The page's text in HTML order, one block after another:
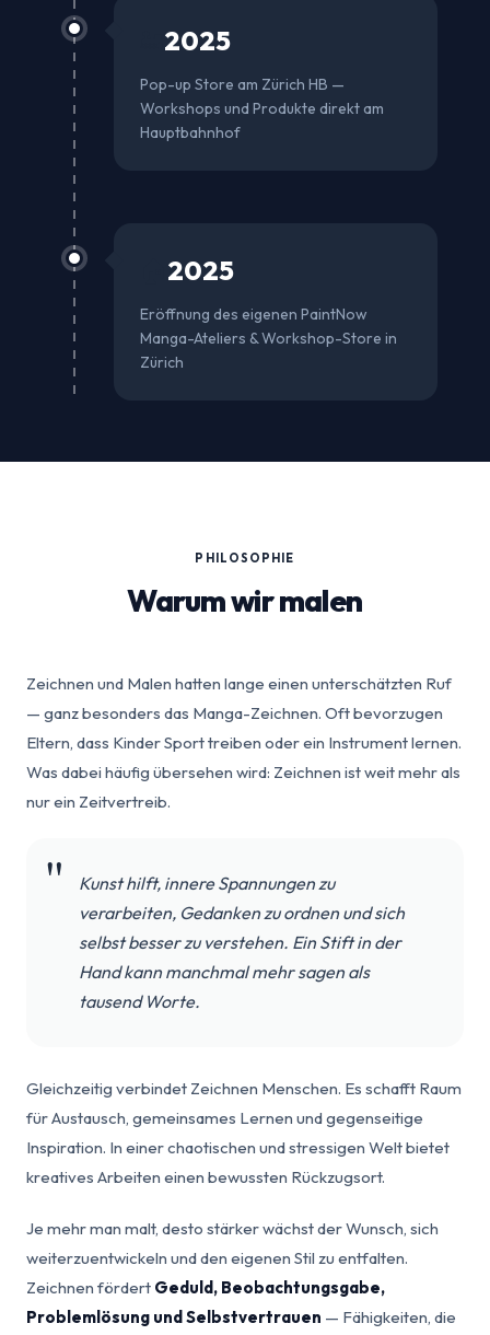
2025
Pop-up Store am Zürich HB —
Workshops und Produkte direkt am
Hauptbahnhof
2025
Eröffnung des eigenen PaintNow
Manga-Ateliers & Workshop-Store in
Zürich
PHILOSOPHIE
Warum wir malen
Zeichnen und Malen hatten lange einen unterschätzten Ruf
— ganz besonders das Manga-Zeichnen. Oft bevorzugen
Eltern, dass Kinder Sport treiben oder ein Instrument lernen.
Was dabei häufig übersehen wird: Zeichnen ist weit mehr als
nur ein Zeitvertreib.
Kunst hilft, innere Spannungen zu
verarbeiten, Gedanken zu ordnen und sich
selbst besser zu verstehen. Ein Stift in der
Hand kann manchmal mehr sagen als
tausend Worte.
Gleichzeitig verbindet Zeichnen Menschen. Es schafft Raum
für Austausch, gemeinsames Lernen und gegenseitige
Inspiration. In einer chaotischen und stressigen Welt bietet
kreatives Arbeiten einen bewussten Rückzugsort.
Je mehr man malt, desto stärker wächst der Wunsch, sich
weiterzuentwickeln und den eigenen Stil zu entfalten.
Zeichnen fördert Geduld, Beobachtungsgabe,
Problemlösung und Selbstvertrauen — Fähigkeiten, die